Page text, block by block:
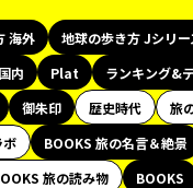
海外
地球の歩き方 Jシリー
内 Plat
ランキング&
御朱印 歴史時代
旅
ボ
BOOKS 旅の名言＆絶景
旅の読み物 BOOKS